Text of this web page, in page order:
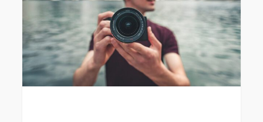
impulsará
tu
marca
en
redes